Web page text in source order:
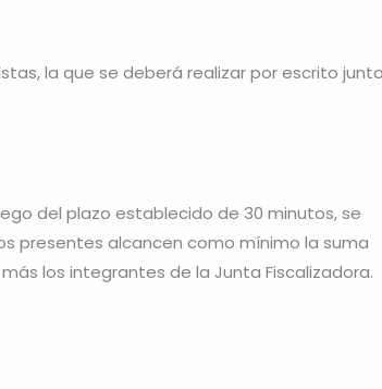
la que se deberá realizar por escrito
del plazo establecido de 30 minutos, se
presentes alcancen como mínimo la suma
los integrantes de la Junta Fiscalizadora.